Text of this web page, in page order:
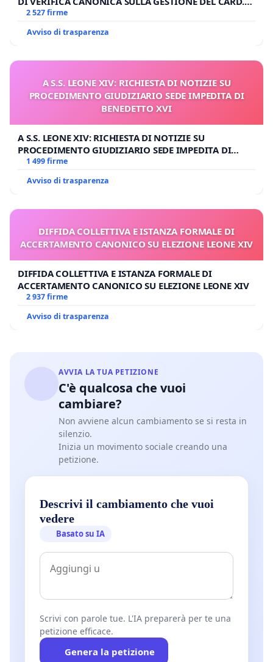
GAMBETTI
2 527 firme
Avviso di trasparenza
A S.S. LEONE XIV: RICHIESTA DI NOTIZIE SU
PROCEDIMENTO GIUDIZIARIO SEDE IMPEDITA DI
BENEDETTO XVI
A S.S. LEONE XIV: RICHIESTA DI NOTIZIE SU
PROCEDIMENTO GIUDIZIARIO SEDE IMPEDITA DI
BENEDETTO XVI
1 499 firme
Avviso di trasparenza
DIFFIDA COLLETTIVA E ISTANZA FORMALE DI
ACCERTAMENTO CANONICO SU ELEZIONE LEONE XIV
DIFFIDA COLLETTIVA E ISTANZA FORMALE DI
ACCERTAMENTO CANONICO SU ELEZIONE LEONE XIV
2 937 firme
Avviso di trasparenza
AVVIA LA TUA PETIZIONE
C'è qualcosa che vuoi
cambiare?
Non avviene alcun cambiamento se si resta in
silenzio.
Inizia un movimento sociale creando una
petizione.
Descrivi il cambiamento che vuoi
vedere
Basato su IA
Scrivi con parole tue. L'IA preparerà per te una
petizione efficace.
Genera la petizione